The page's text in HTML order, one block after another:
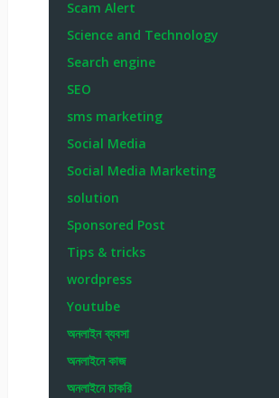
Scam Alert
Science and Technology
Search engine
SEO
sms marketing
Social Media
Social Media Marketing
solution
Sponsored Post
Tips & tricks
wordpress
Youtube
অনলাইন ব্যবসা
অনলাইনে কাজ
অনলাইনে চাকরি